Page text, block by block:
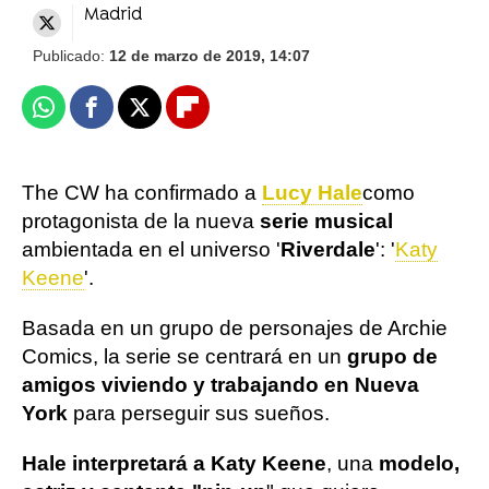
Madrid
Publicado: 12 de marzo de 2019, 14:07
WhatsappFacebook
X Flipboard
The CW ha confirmado a Lucy Halecomo
protagonista de la nueva serie musical
ambientada en el universo 'Riverdale': 'Katy
Keene'.
Basada en un grupo de personajes de Archie
Comics, la serie se centrará en un grupo de
amigos viviendo y trabajando en Nueva
York para perseguir sus sueños.
Hale interpretará a Katy Keene, una modelo,